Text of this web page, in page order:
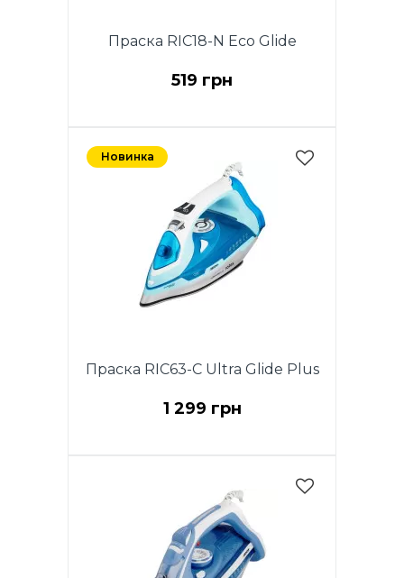
Праска RIC18-N Eco Glide
519 грн
Новинка
Праска RIC63-C Ultra Glide Plus
1 299 грн